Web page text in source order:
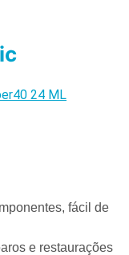
24 ML
fácil de
e restaurações